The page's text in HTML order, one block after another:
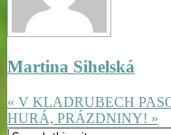
Martina Sihelská
« V KLADRUBECH
HURÁ, PRÁZDNINY! »